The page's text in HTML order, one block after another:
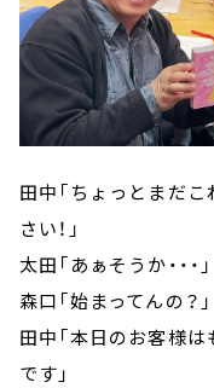
田中「ちょっとまだ
さい！」
太田「あぁそうか・・・」
森口「始まってんの？」
田中「本日のお客様
です」